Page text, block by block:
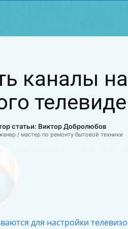
каналы
статьи: Виктор Добролюбов
/ мастер по ремонту бытовой техники
для настройки